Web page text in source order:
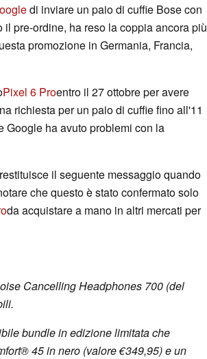
di inviare un paio di cuffie Bose con
pre-ordine, ha reso la coppia ancora più
promozione in Germania, Francia,
Pixel 6 Proentro il 27 ottobre per avere
richiesta per un paio di cuffie fino all'11
Google ha avuto problemi con la
restituisce il seguente messaggio quando
che questo è stato confermato solo
da acquistare a mano in altri mercati per
Cancelling Headphones 700 (del
bundle in edizione limitata che
45 in nero (valore €349,95) e un